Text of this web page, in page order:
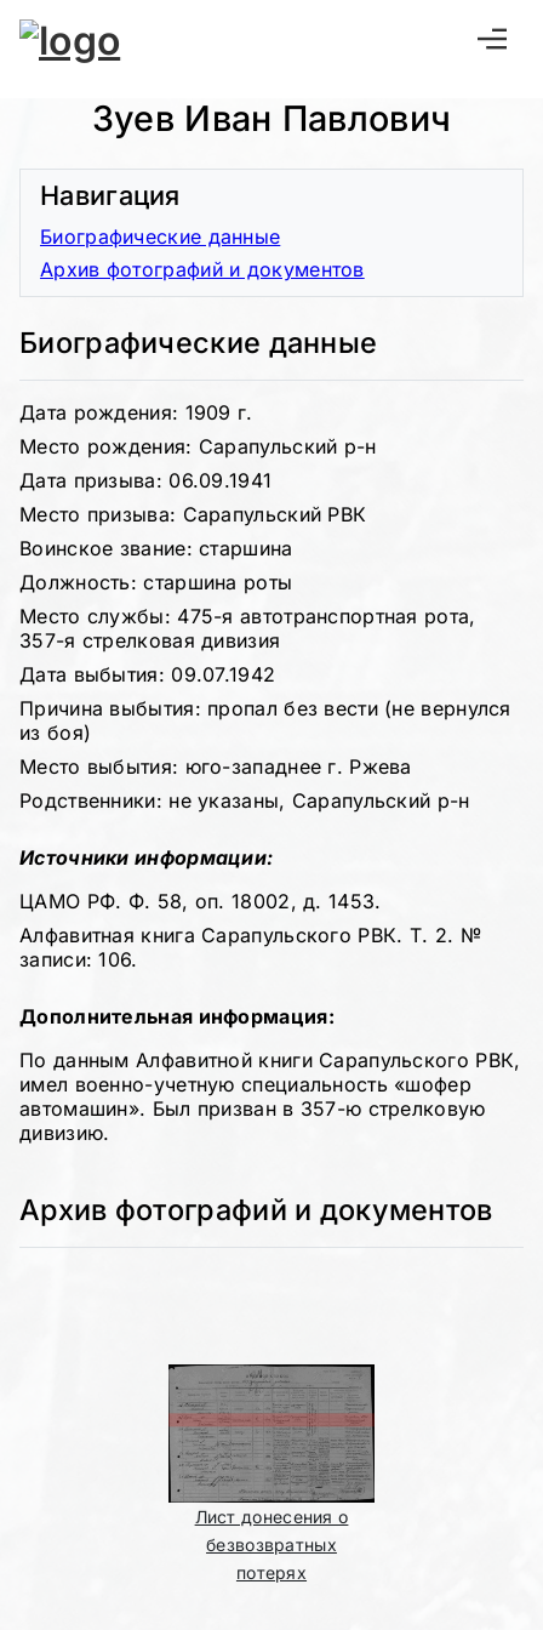
Зуев Иван Павлович
Биографические данные
Дата рождения: 1909 г.
Место рождения: Сарапульский р-н
Дата призыва: 06.09.1941
Место призыва: Сарапульский РВК
Воинское звание: старшина
Должность: старшина роты
Место службы: 475-я автотранспортная рота,
357-я стрелковая дивизия
Дата выбытия: 09.07.1942
Причина выбытия: пропал без вести (не вернулся
из боя)
Место выбытия: юго-западнее г. Ржева
Родственники: не указаны, Сарапульский р-н
Источники информации:
ЦАМО РФ. Ф. 58, оп. 18002, д. 1453.
Алфавитная книга Сарапульского РВК. Т. 2. №
записи: 106.
Дополнительная информация:
По данным Алфавитной книги Сарапульского РВК,
имел военно-учетную специальность «шофер
автомашин». Был призван в 357-ю стрелковую
дивизию.
Навигация
Биографические данные
Архив фотографий и документов
Архив фотографий и документов
Лист донесения о
безвозвратных
потерях